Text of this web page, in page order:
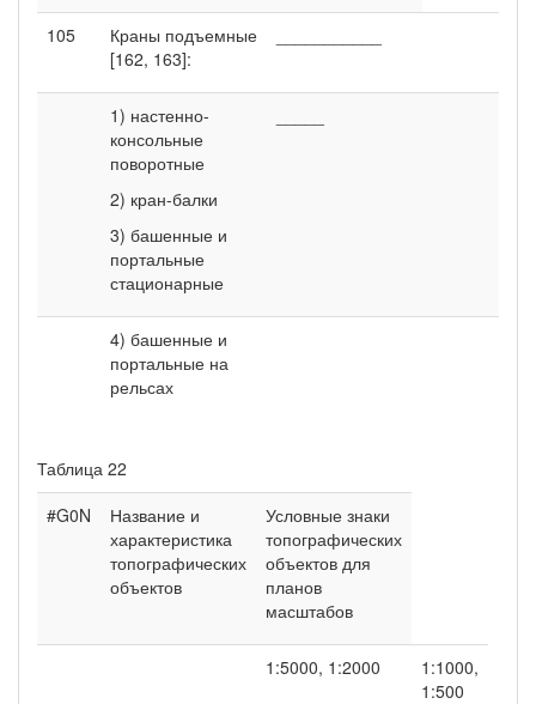
105
Краны подъемные
[162, 163]:
1) настенно-
консольные
поворотные
2) кран-балки
3) башенные и
портальные
стационарные
4) башенные и
портальные на
рельсах
Таблица 22
#G0N
Название и
характеристика
топографических
объектов
Условные знаки
топографических
объектов для
планов
масштабов
1:5000, 1:2000
1:1000,
1:500